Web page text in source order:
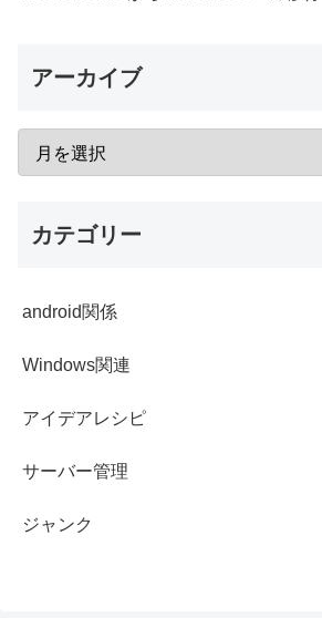
アーカイブ
カテゴリー
android関係
Windows関連
アイデアレシピ
サーバー管理
ジャンク